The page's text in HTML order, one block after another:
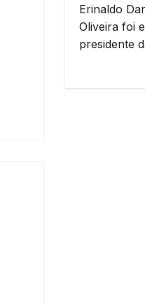
Erinaldo
Oliveira foi
presidente